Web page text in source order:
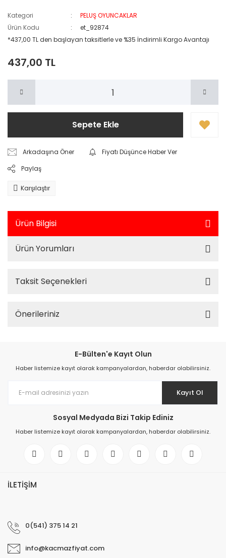
Kategori
PELUŞ OYUNCAKLAR
Ürün Kodu
et_92874
*437,00 TL den başlayan taksitlerle ve %35 İndirimli Kargo Avantajı
437,00 TL
Sepete Ekle
Arkadaşına Öner
Fiyatı Düşünce Haber Ver
Paylaş
Karşılaştır
Ürün Bilgisi
Ürün Yorumları
Taksit Seçenekleri
Önerileriniz
E-Bülten'e Kayıt Olun
Haber listemize kayıt olarak kampanyalardan, haberdar olabilirsiniz.
Kayıt Ol
Sosyal Medyada Bizi Takip Ediniz
Haber listemize kayıt olarak kampanyalardan, haberdar olabilirsiniz.
İLETİŞİM
0(541) 375 14 21
info@kacmazfiyat.com